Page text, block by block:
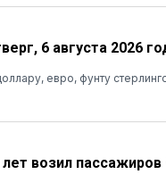
6 августа 2026
евро, фунту
возил пассажиров